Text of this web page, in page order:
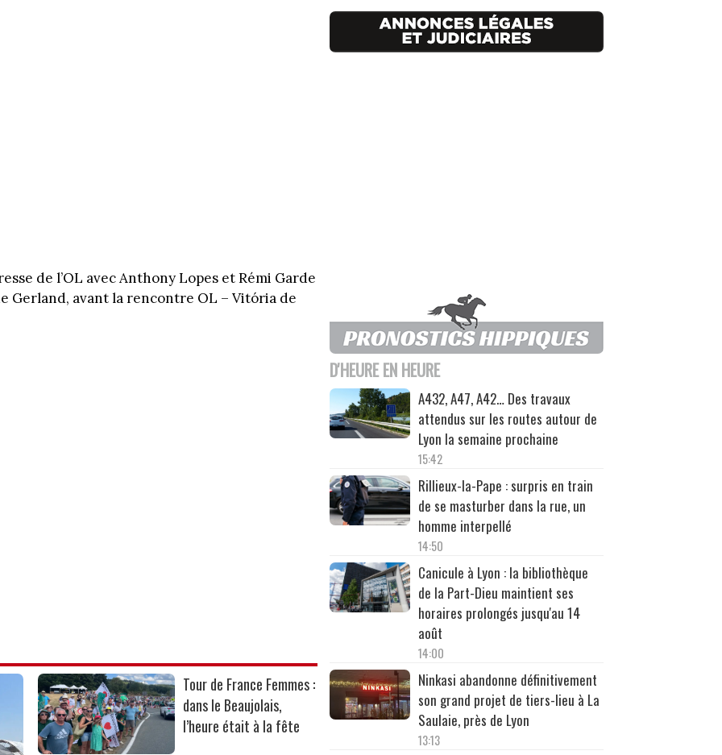
de l’OL avec Anthony Lopes et Rémi Garde
Gerland, avant la rencontre OL – Vitória de
Tour de France Femmes :
dans le Beaujolais,
l’heure était à la fête
D'HEURE EN HEURE
A432, A47, A42… Des travaux
attendus sur les routes autour de
Lyon la semaine prochaine
15:42
Rillieux-la-Pape : surpris en train
de se masturber dans la rue, un
homme interpellé
14:50
Canicule à Lyon : la bibliothèque
de la Part-Dieu maintient ses
horaires prolongés jusqu'au 14
août
14:00
Ninkasi abandonne définitivement
son grand projet de tiers-lieu à La
Saulaie, près de Lyon
13:13